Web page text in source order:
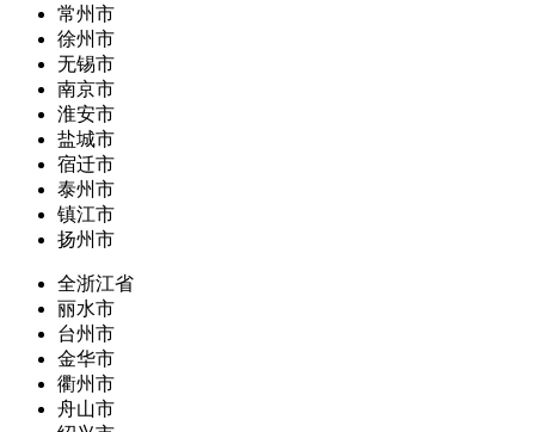
常州市
徐州市
无锡市
南京市
淮安市
盐城市
宿迁市
泰州市
镇江市
扬州市
全浙江省
丽水市
台州市
金华市
衢州市
舟山市